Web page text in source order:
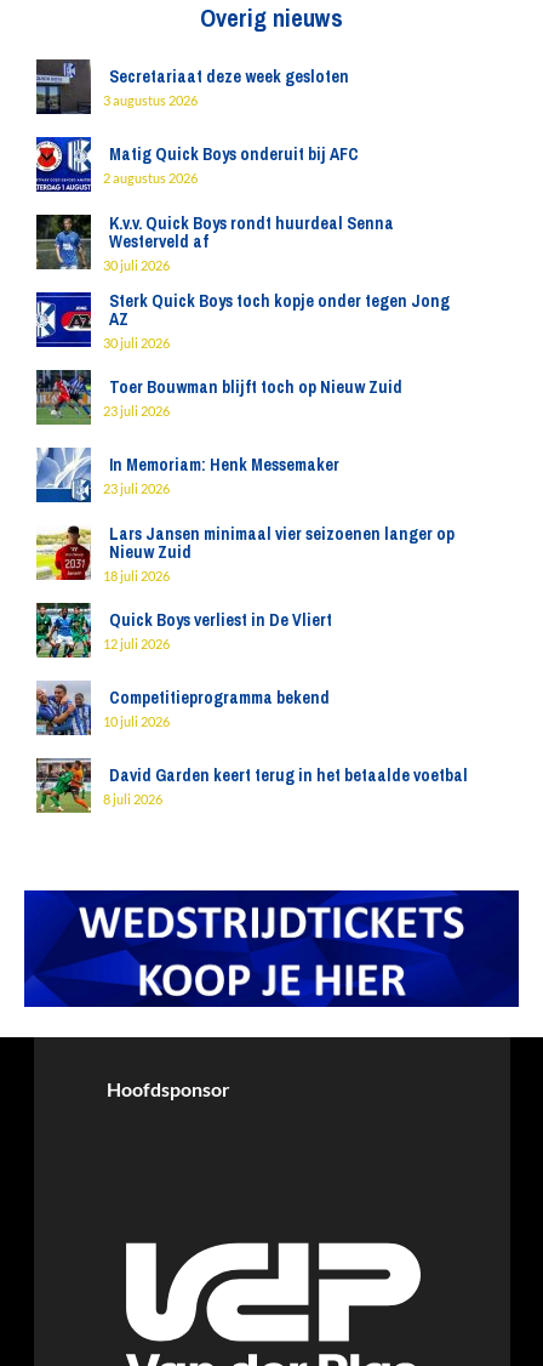
Overig nieuws
Secretariaat deze week gesloten
3 augustus 2026
Matig Quick Boys onderuit bij AFC
2 augustus 2026
K.v.v. Quick Boys rondt huurdeal Senna
Westerveld af
30 juli 2026
Sterk Quick Boys toch kopje onder tegen Jong
AZ
30 juli 2026
Toer Bouwman blijft toch op Nieuw Zuid
23 juli 2026
In Memoriam: Henk Messemaker
23 juli 2026
Lars Jansen minimaal vier seizoenen langer op
Nieuw Zuid
18 juli 2026
Quick Boys verliest in De Vliert
12 juli 2026
Competitieprogramma bekend
10 juli 2026
David Garden keert terug in het betaalde voetbal
8 juli 2026
Hoofdsponsor